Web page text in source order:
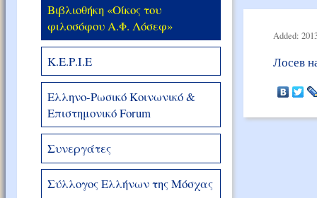
Βιβλιοθήκη «Οίκος του
φιλοσόφου Α.Φ. Λόσεφ»
Κ.Ε.Ρ.Ι.Ε
Ελληνο-Ρωσικό Κοινωνικό &
Επιστημονικό Forum
Συνεργάτες
Σύλλογος Ελλήνων της Μόσχας
Added:
Лосев